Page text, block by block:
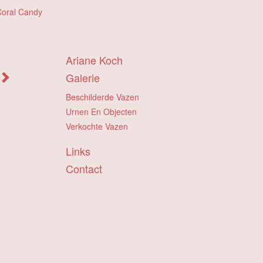
Candy
Ariane Koch
Galerie
Beschilderde Vazen
Urnen En Objecten
Verkochte Vazen
Links
Contact